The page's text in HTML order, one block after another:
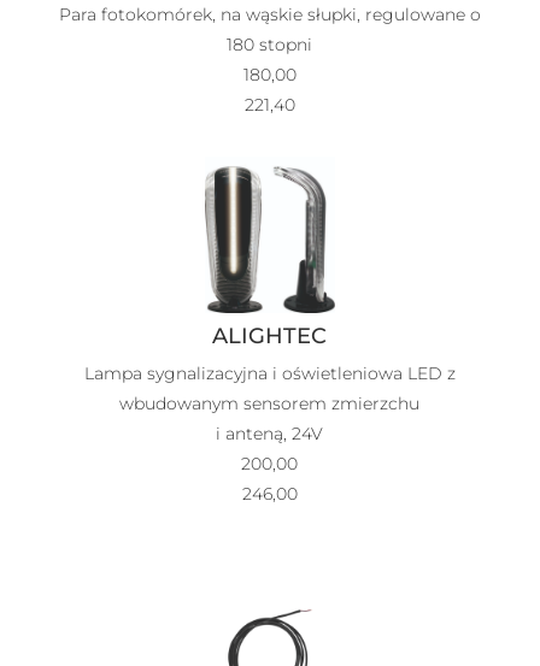
Para fotokomórek, na wąskie słupki, regulowane o
180 stopni
180,00
221,40
ALIGHTEC
Lampa sygnalizacyjna i oświetleniowa LED z
wbudowanym sensorem zmierzchu
i anteną, 24V
200,00
246,00